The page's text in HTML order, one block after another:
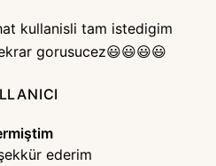
kullanisli tam istedigim
gorusucez😃😃😃😃
ederim